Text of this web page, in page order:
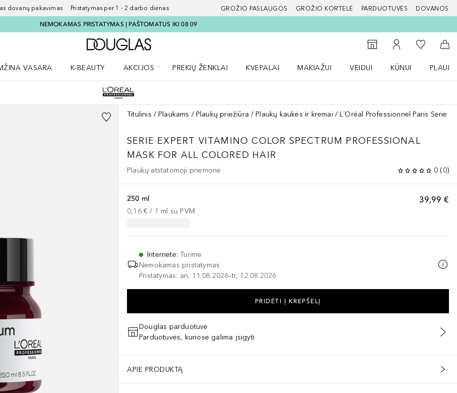
dovanų pakavimas Pristatymas per 1 - 2 darbo dienas GROŽIO PASLAUGOS GROŽIO KORTELĖ PARDUOTUVĖS DOVANOS
NEMOKAMAS PRISTATYMAS Į PAŠTOMATUS IKI 08 09
Į Douglas pagrindinį puslapį
Į parduotuvių paiešką
Į mano paskyrą
Į mano
Į
VASARA
K-BEAUTY
AKCIJOS
PREKIŲ ŽENKLAI
KVEPALAI
MAKIAŽUI
VEIDUI
KŪNUI
Titulinis Plaukams Plaukų priežiūra Plaukų kaukės ir kremai L´Oréal Professionnel Paris Serie
SERIE EXPERT VITAMINO COLOR SPECTRUM PROFESSIONAL
MASK FOR ALL COLORED HAIR
Plaukų atstatomoji priemonė 0 (0)
39,99 €
250 ml
0,16 € / 1 ml su PVM
Internete:Turime
Nemokamas pristatymas
Pristatymas: an, 11.08.2026–tr, 12.08.2026
PRIDĖTI Į KREPŠELĮ
Douglas parduotuvė
Parduotuvės, kuriose galima įsigyti
APIE PRODUKTĄ